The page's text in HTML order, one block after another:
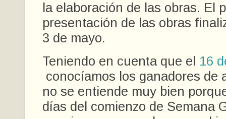
la elaboración de las obras. El
presentación de las obras
3 de mayo.
Teniendo en cuenta que el 16
conocíamos los ganadores de
no se entiende muy bien
días del comienzo de Semana